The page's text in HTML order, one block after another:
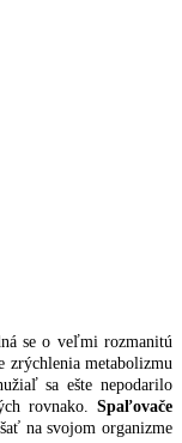
se o veľmi rozmanitú
zrýchlenia metabolizmu
sa ešte nepodarilo
rovnako. Spaľovače
na svojom organizme